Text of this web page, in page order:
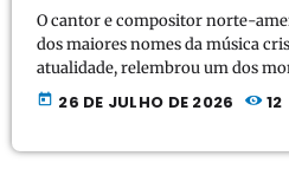
O cantor e compositor norte-
dos maiores nomes da música
atualidade, relembrou um dos
decisivos de sua trajetória pessoal
participação no Bryce Crawford
today 26 DE JULHO DE 2026 12